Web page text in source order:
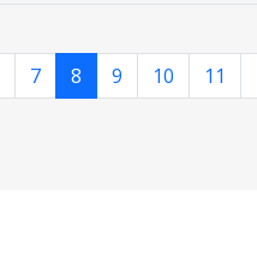
7 8 9 10 11